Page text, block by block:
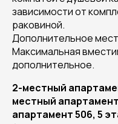
зависимости от
раковиной.
Дополнительное
Максимальная
дополнительное.
2-местный
местный
апартамент 506, 5